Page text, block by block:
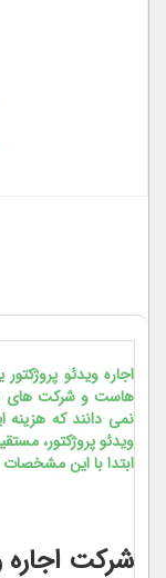
اجاره ویدئو
هاست و شرکت های
نمی دانند که
ویدئو پروژکتور،
ابتدا با این مشخصات
شرکت اجاره